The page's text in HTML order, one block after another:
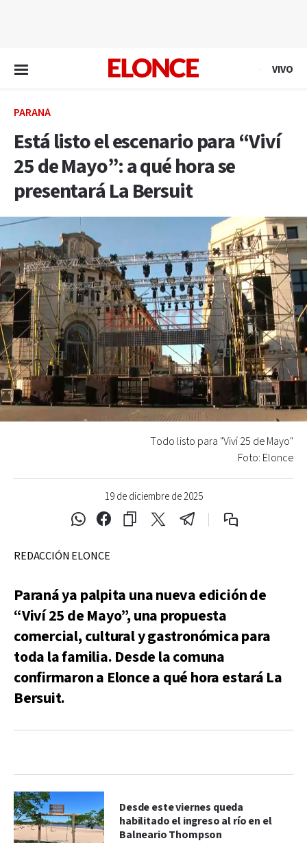
VIVO
PARANÁ
Está listo el escenario para “Viví
25 de Mayo”: a qué hora se
presentará La Bersuit
19 de diciembre de 2025
Todo listo para "Viví 25 de Mayo"
Foto: Elonce
REDACCIÓN ELONCE
Paraná ya palpita una nueva edición de
“Viví 25 de Mayo”, una propuesta
comercial, cultural y gastronómica para
toda la familia. Desde la comuna
confirmaron a Elonce a qué hora estará La
Bersuit.
Desde este viernes queda
habilitado el ingreso al río en el
Balneario Thompson